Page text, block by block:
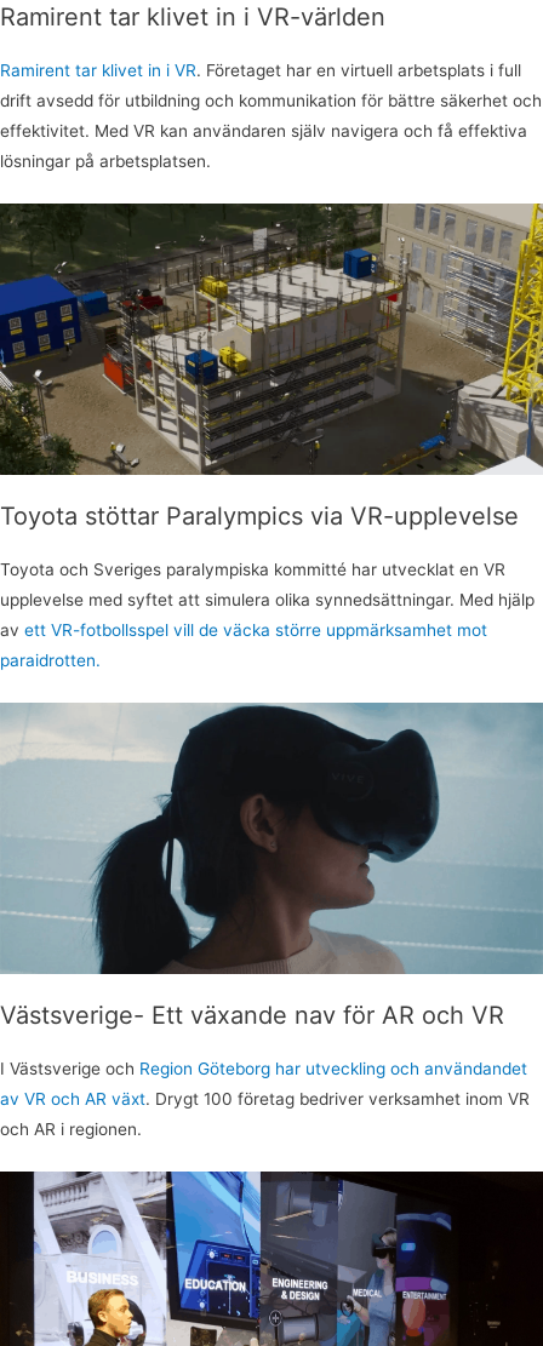
Ramirent tar klivet in i VR-världen
Ramirent tar klivet in i VR. Företaget har en virtuell arbetsplats i full
drift avsedd för utbildning och kommunikation för bättre säkerhet och
effektivitet. Med VR kan användaren själv navigera och få effektiva
lösningar på arbetsplatsen.
Toyota stöttar Paralympics via VR-upplevelse
Toyota och Sveriges paralympiska kommitté har utvecklat en VR
upplevelse med syftet att simulera olika synnedsättningar. Med hjälp
av ett VR-fotbollsspel vill de väcka större uppmärksamhet mot
paraidrotten.
Västsverige- Ett växande nav för AR och VR
I Västsverige och Region Göteborg har utveckling och användandet
av VR och AR växt. Drygt 100 företag bedriver verksamhet inom VR
och AR i regionen.